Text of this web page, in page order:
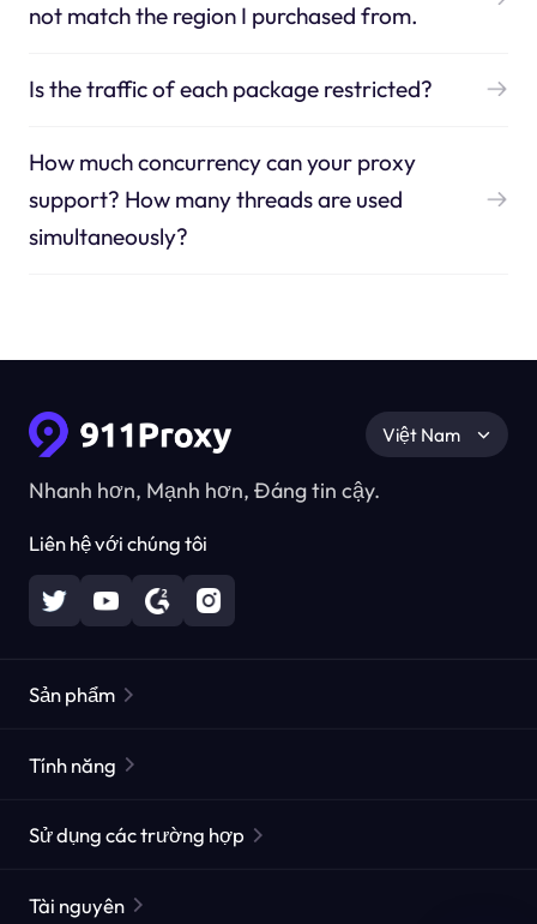
not match the region I purchased from.
Is the traffic of each package restricted?
How much concurrency can your proxy
support? How many threads are used
simultaneously?
Nhanh hơn, Mạnh hơn, Đáng tin cậy.
Liên hệ với chúng tôi
Việt Nam
Sản phẩm
Các proxy dân cư tĩnh
Tính năng
Proxy từ ISP
Sử dụng các trường hợp
Tài nguyên